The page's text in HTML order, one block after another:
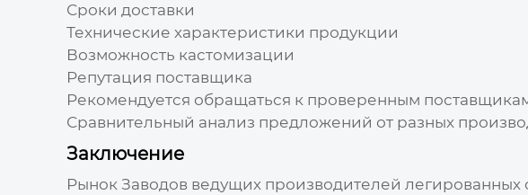
Сроки доставки
Технические характеристики продукции
Возможность кастомизации
Репутация поставщика
Рекомендуется обращаться к проверенным
Сравнительный анализ предложений от разных
Заключение
Рынок Заводов ведущих производителей легированных